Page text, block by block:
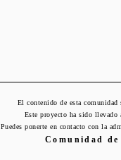
El contenido de esta
Este proyecto ha sido
Puedes ponerte en contacto con la
Comunidad